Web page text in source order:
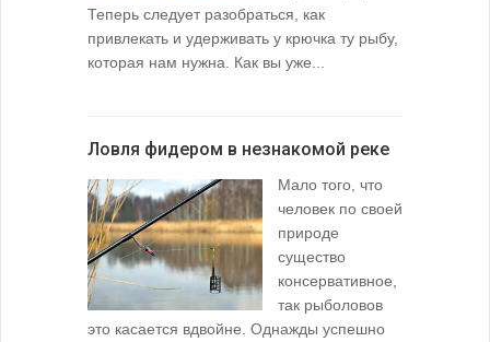
Теперь следует разобраться, как
привлекать и удерживать у крючка ту рыбу,
которая нам нужна. Как вы уже...
Ловля фидером в незнакомой реке
Мало того, что
человек по своей
природе
существо
консервативное,
так рыболовов
это касается вдвойне. Однажды успешно